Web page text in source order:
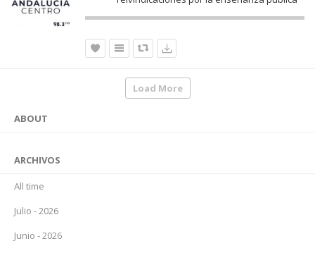
Load More
ABOUT
ARCHIVOS
All time
Julio - 2026
Junio - 2026